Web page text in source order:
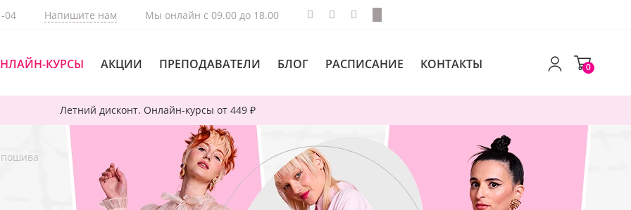
Летний дисконт. Онлайн-курсы от 449 ₽
04 Напишите нам Мы онлайн с 09.00 до 18.00
КУРСЫ АКЦИИ ПРЕПОДАВАТЕЛИ БЛОГ РАСПИСАНИЕ КОНТАКТЫ 0
пошива